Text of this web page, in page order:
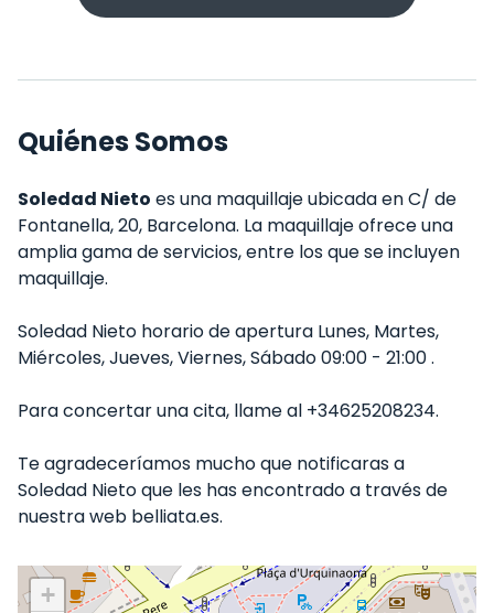
Quiénes Somos
Soledad Nieto es una maquillaje ubicada en C/ de
Fontanella, 20, Barcelona. La maquillaje ofrece una
amplia gama de servicios, entre los que se incluyen
maquillaje.
Soledad Nieto horario de apertura Lunes, Martes,
Miércoles, Jueves, Viernes, Sábado 09:00 - 21:00 .
Para concertar una cita, llame al +34625208234.
Te agradeceríamos mucho que notificaras a
Soledad Nieto que les has encontrado a través de
nuestra web belliata.es.
+